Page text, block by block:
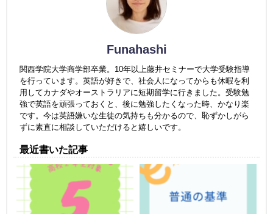
Funahashi
関西学院大学商学部卒業。10年以上藤井セミナーで大学受験指導
を行っています。英語が好きで、社会人になってからも休暇を利
用してカナダやオーストラリアに短期留学に行きました。受験勉
強で英語を頑張っておくと、後に勉強したくなった時、かなり楽
です。今は英語嫌いな生徒の気持ちも分かるので、恥ずかしがら
ずに素直に相談していただけると嬉しいです。
最近書いた記事